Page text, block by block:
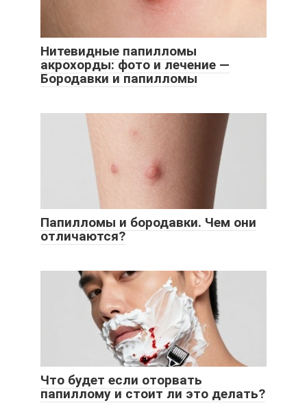
Нитевидные папилломы
акрохорды: фото и лечение —
Бородавки и папилломы
Папилломы и бородавки. Чем они
отличаются?
Что будет если оторвать
папиллому и стоит ли это делать?